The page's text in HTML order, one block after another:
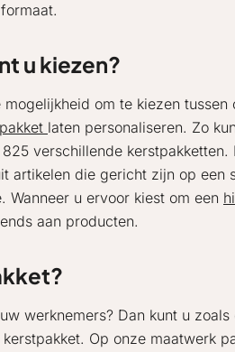
u kiezen?
om te kiezen
laten personaliseren. Zo
verschillende
artikelen die gericht zijn op
Wanneer u ervoor kiest om een
aan producten.
werknemers? Dan kunt u
Op onze maatwerk